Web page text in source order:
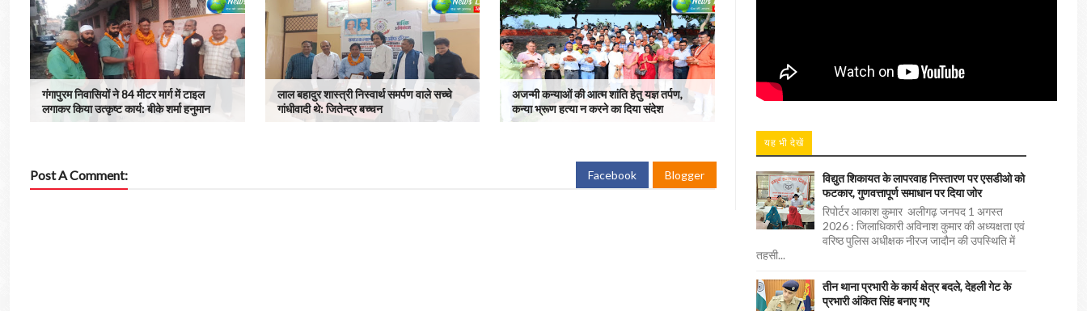
गंगापुरम निवासियों ने 84 मीटर मार्ग में टाइल
लगाकर किया उत्कृष्ट कार्य: बीके शर्मा हनुमान
लाल बहादुर शास्त्री निस्वार्थ समर्पण वाले सच्चे
गांधीवादी थे: जितेन्द्र बच्चन
अजन्मी कन्याओं की आत्म शांति हेतु यज्ञ तर्पण,
कन्या भ्रूण हत्या न करने का दिया संदेश
Post A Comment: Facebook Blogger
यह भी देखें
विद्युत शिकायत के लापरवाह निस्तारण पर एसडीओ को
फटकार, गुणवत्तापूर्ण समाधान पर दिया जोर
रिपोर्टर आकाश कुमार अलीगढ़ जनपद 1 अगस्त
2026 : जिलाधिकारी अविनाश कुमार की अध्यक्षता एवं
वरिष्ठ पुलिस अधीक्षक नीरज जादौन की उपस्थिति में
तहसी...
तीन थाना प्रभारी के कार्य क्षेत्र बदले, देहली गेट के
प्रभारी अंकित सिंह बनाए गए